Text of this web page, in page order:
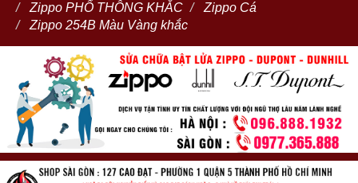
Zippo PHỔ THÔNG KHẮC
Zippo Cá
Zippo 254B Màu Vàng khắc